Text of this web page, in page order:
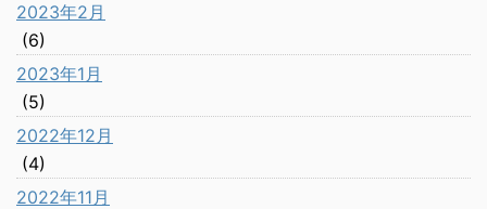
2023年2月
(6)
2023年1月
(5)
2022年12月
(4)
2022年11月